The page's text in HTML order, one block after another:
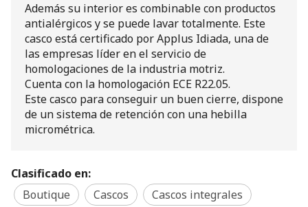
Además su interior es combinable con productos
antialérgicos y se puede lavar totalmente. Este
casco está certificado por Applus Idiada, una de
las empresas líder en el servicio de
homologaciones de la industria motriz.
Cuenta con la homologación ECE R22.05.
Este casco para conseguir un buen cierre, dispone
de un sistema de retención con una hebilla
micrométrica.
Clasificado en:
Boutique
Cascos Cascos integrales